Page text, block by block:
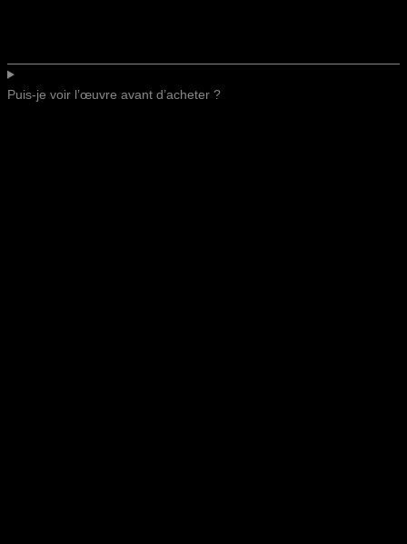
Puis-je voir l’œuvre avant d’acheter ?